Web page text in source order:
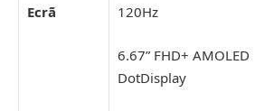
Ecrã 120Hz
6.67” FHD+ AMOLED
DotDisplay